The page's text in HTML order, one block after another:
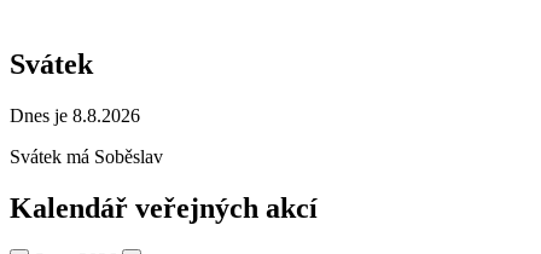
Svátek
Dnes je 8.8.2026
Svátek má Soběslav
Kalendář veřejných akcí